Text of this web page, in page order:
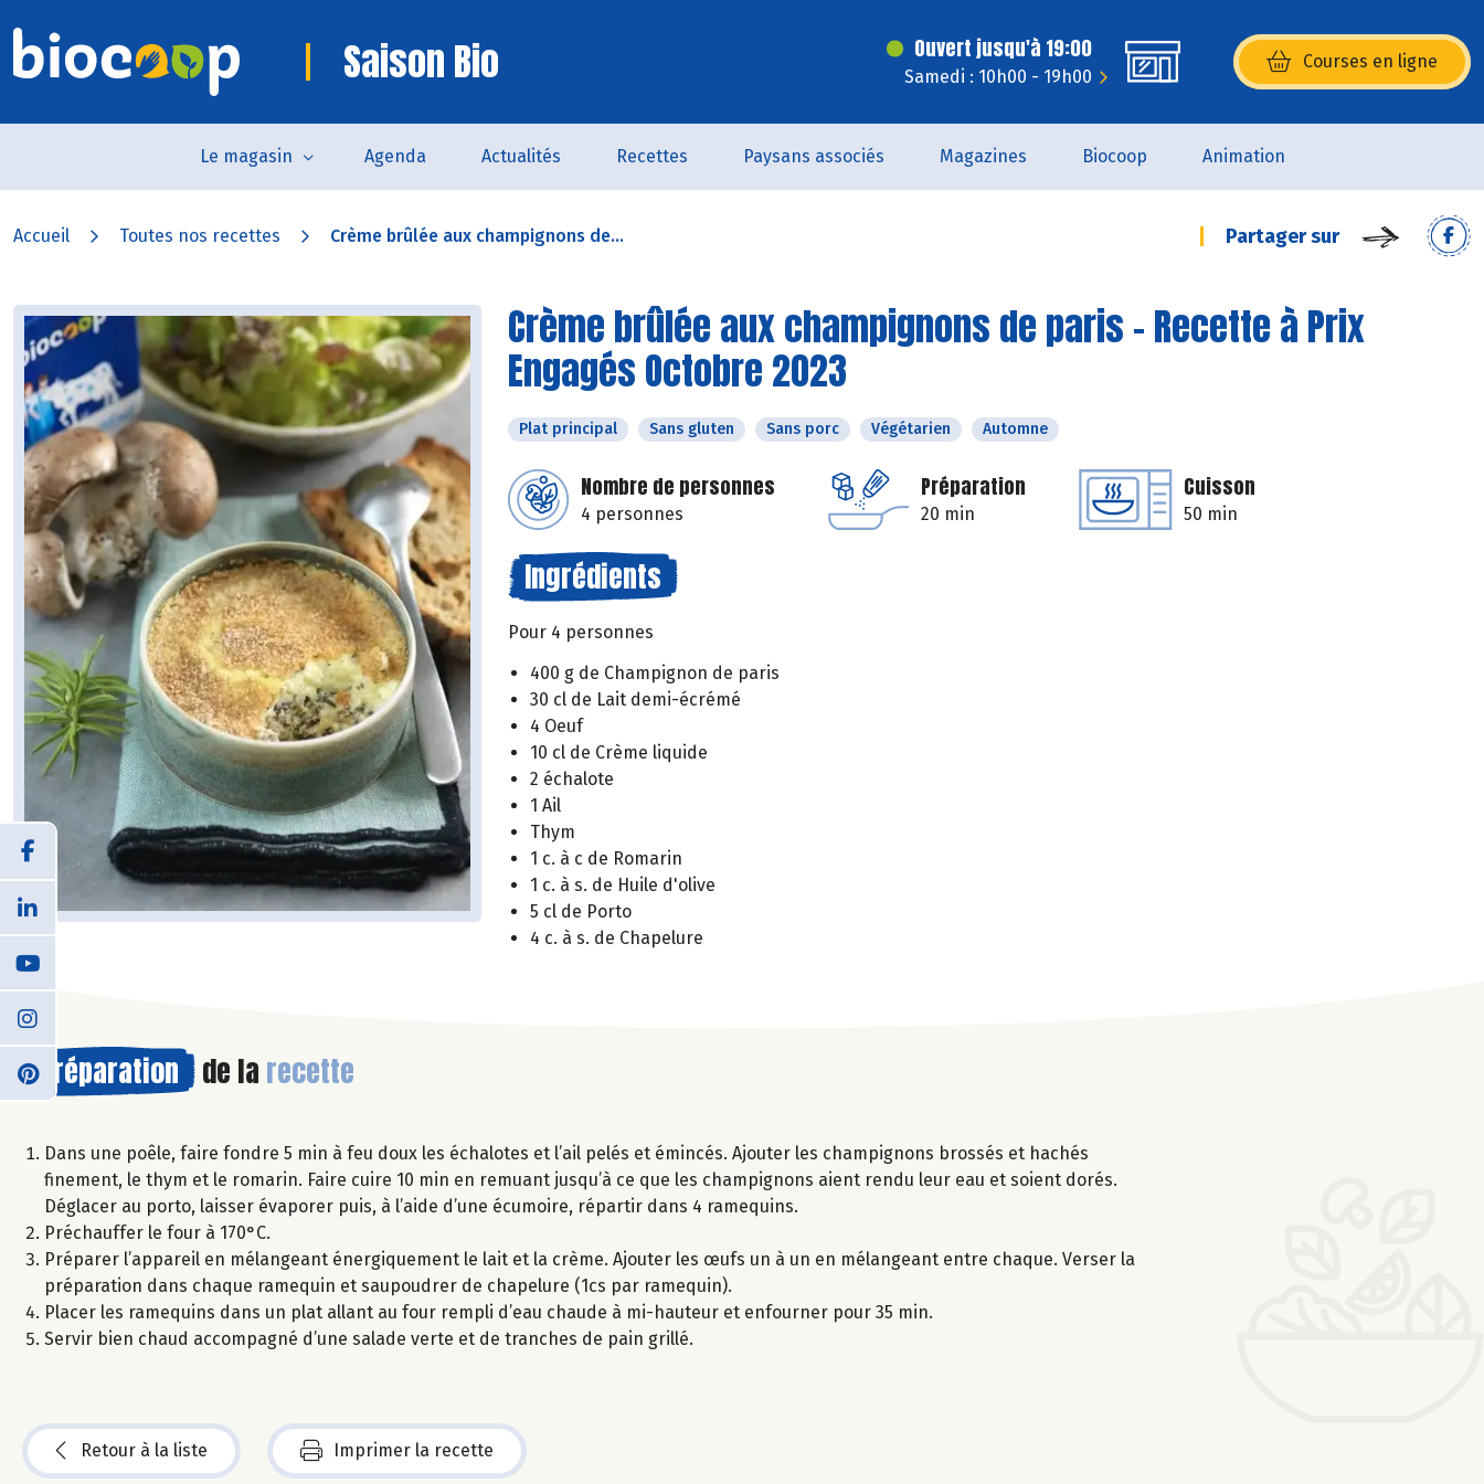
Saison Bio Ouvert jusqu'à 19:00
Samedi : 10h00 - 19h00
Courses en ligne
(s’ouvre dans une nouvelle
Le magasin Agenda Actualités Recettes Paysans associés Magazines Biocoop Animation
Accueil Toutes nos recettes Crème brûlée aux champignons de... Partager sur
Crème brûlée aux champignons de paris - Recette à Prix
Engagés Octobre 2023
Plat principal Sans gluten Sans porc Végétarien Automne
Nombre de personnes
4 personnes
Préparation
20 min
Cuisson
50 min
Ingrédients
Pour 4 personnes
400 g de Champignon de paris
30 cl de Lait demi-écrémé
4 Oeuf
10 cl de Crème liquide
2 échalote
1 Ail
Thym
1 c. à c de Romarin
1 c. à s. de Huile d'olive
5 cl de Porto
4 c. à s. de Chapelure
Préparation de la recette
Dans une poêle, faire fondre 5 min à feu doux les échalotes et l’ail pelés et émincés. Ajouter les champignons brossés et hachés
finement, le thym et le romarin. Faire cuire 10 min en remuant jusqu’à ce que les champignons aient rendu leur eau et soient dorés.
Déglacer au porto, laisser évaporer puis, à l’aide d’une écumoire, répartir dans 4 ramequins.
Préchauffer le four à 170°C.
Préparer l’appareil en mélangeant énergiquement le lait et la crème. Ajouter les œufs un à un en mélangeant entre chaque. Verser la
préparation dans chaque ramequin et saupoudrer de chapelure (1cs par ramequin).
Placer les ramequins dans un plat allant au four rempli d’eau chaude à mi-hauteur et enfourner pour 35 min.
Servir bien chaud accompagné d’une salade verte et de tranches de pain grillé.
Retour à la liste Imprimer la recette